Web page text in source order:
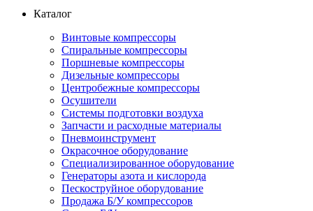
Каталог
Винтовые компрессоры
Спиральные компрессоры
Поршневые компрессоры
Дизельные компрессоры
Центробежные компрессоры
Осушители
Системы подготовки воздуха
Запчасти и расходные материалы
Пневмоинструмент
Окрасочное оборудование
Специализированное оборудование
Генераторы азота и кислорода
Пескоструйное оборудование
Продажа Б/У компрессоров